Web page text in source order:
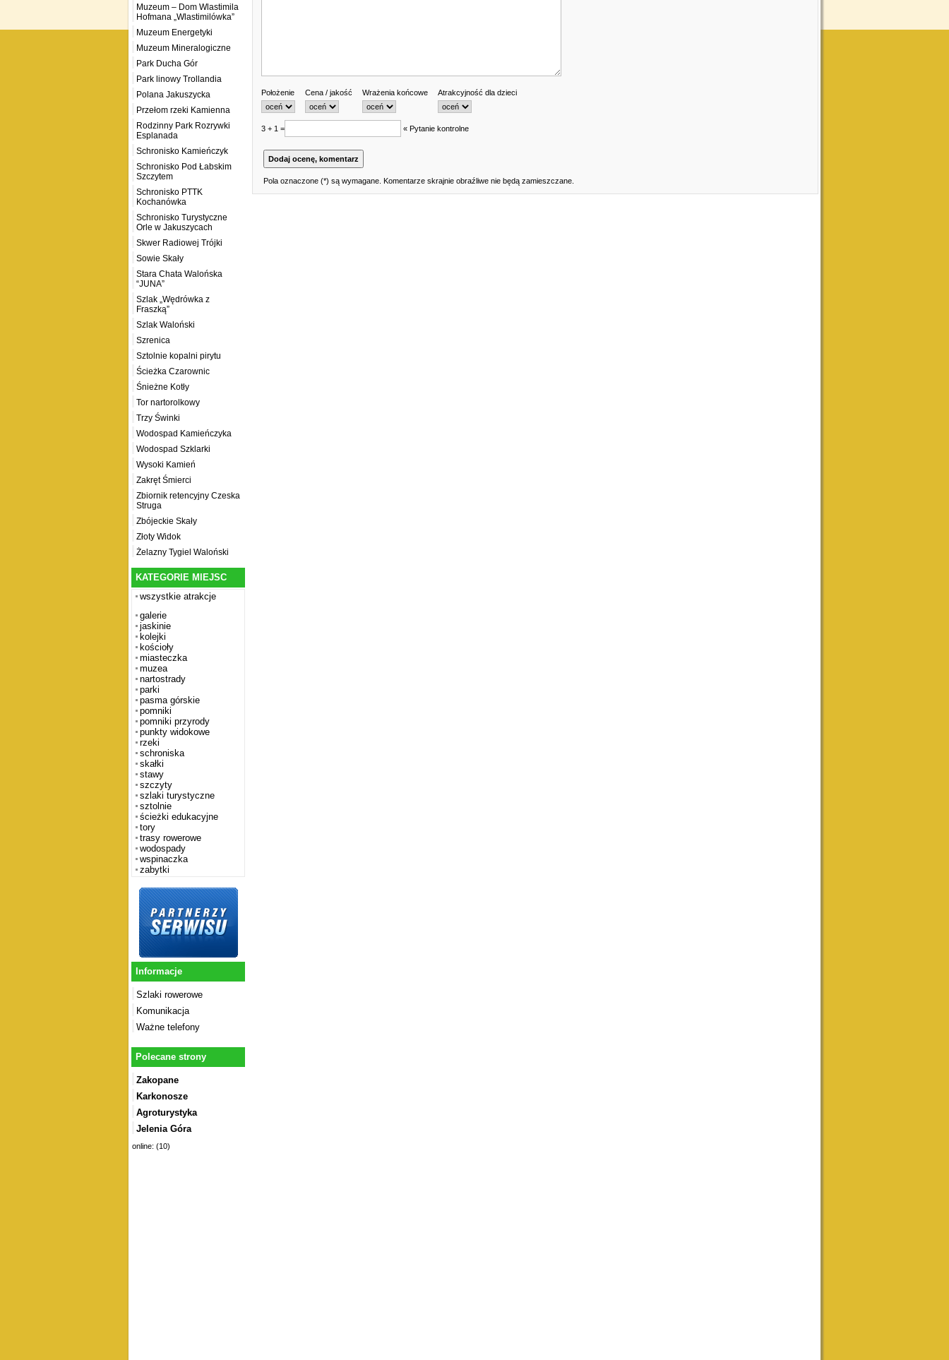
Muzeum – Dom Wlastimila
Hofmana „Wlastimilówka”
Muzeum Energetyki
Muzeum Mineralogiczne
Park Ducha Gór
Park linowy Trollandia
Polana Jakuszycka
Przełom rzeki Kamienna
Rodzinny Park Rozrywki
Esplanada
Schronisko Kamieńczyk
Schronisko Pod Łabskim
Szczytem
Schronisko PTTK
Kochanówka
Schronisko Turystyczne
Orle w Jakuszycach
Skwer Radiowej Trójki
Sowie Skały
Stara Chata Walońska
“JUNA”
Szlak „Wędrówka z
Fraszką”
Szlak Waloński
Szrenica
Sztolnie kopalni pirytu
Ścieżka Czarownic
Śnieżne Kotły
Tor nartorolkowy
Trzy Świnki
Wodospad Kamieńczyka
Wodospad Szklarki
Wysoki Kamień
Zakręt Śmierci
Zbiornik retencyjny Czeska
Struga
Zbójeckie Skały
Złoty Widok
Żelazny Tygiel Waloński
KATEGORIE MIEJSC
wszystkie atrakcje
galerie
jaskinie
kolejki
kościoły
miasteczka
muzea
nartostrady
parki
pasma górskie
pomniki
pomniki przyrody
punkty widokowe
rzeki
schroniska
skałki
stawy
szczyty
szlaki turystyczne
sztolnie
ścieżki edukacyjne
tory
trasy rowerowe
wodospady
wspinaczka
zabytki
Informacje
Szlaki rowerowe
Komunikacja
Ważne telefony
Polecane strony
Zakopane
Karkonosze
Agroturystyka
Jelenia Góra
online: (10)
Położenie Cena / jakość Wrażenia końcowe Atrakcyjność dla dzieci
3 + 1 = « Pytanie kontrolne
Pola oznaczone (*) są wymagane. Komentarze skrajnie obraźliwe nie będą zamieszczane.